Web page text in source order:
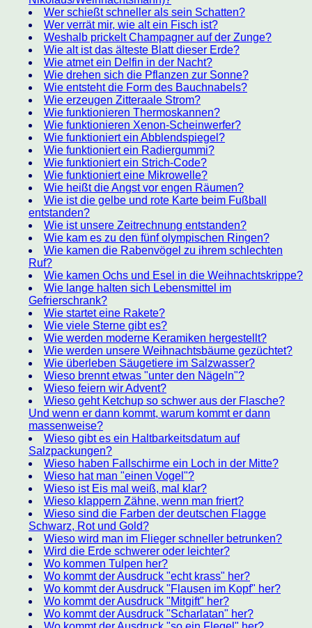
Wer schießt schneller als sein Schatten?
Wer verrät mir, wie alt ein Fisch ist?
Weshalb prickelt Champagner auf der Zunge?
Wie alt ist das älteste Blatt dieser Erde?
Wie atmet ein Delfin in der Nacht?
Wie drehen sich die Pflanzen zur Sonne?
Wie entsteht die Form des Bauchnabels?
Wie erzeugen Zitteraale Strom?
Wie funktionieren Thermoskannen?
Wie funktionieren Xenon-Scheinwerfer?
Wie funktioniert ein Abblendspiegel?
Wie funktioniert ein Radiergummi?
Wie funktioniert ein Strich-Code?
Wie funktioniert eine Mikrowelle?
Wie heißt die Angst vor engen Räumen?
Wie ist die gelbe und rote Karte beim Fußball
entstanden?
Wie ist unsere Zeitrechnung entstanden?
Wie kam es zu den fünf olympischen Ringen?
Wie kamen die Rabenvögel zu ihrem schlechten
Ruf?
Wie kamen Ochs und Esel in die Weihnachtskrippe?
Wie lange halten sich Lebensmittel im
Gefrierschrank?
Wie startet eine Rakete?
Wie viele Sterne gibt es?
Wie werden moderne Keramiken hergestellt?
Wie werden unsere Weihnachtsbäume gezüchtet?
Wie überleben Säugetiere im Salzwasser?
Wieso brennt etwas "unter den Nägeln"?
Wieso feiern wir Advent?
Wieso geht Ketchup so schwer aus der Flasche?
Und wenn er dann kommt, warum kommt er dann
massenweise?
Wieso gibt es ein Haltbarkeitsdatum auf
Salzpackungen?
Wieso haben Fallschirme ein Loch in der Mitte?
Wieso hat man "einen Vogel"?
Wieso ist Eis mal weiß, mal klar?
Wieso klappern Zähne, wenn man friert?
Wieso sind die Farben der deutschen Flagge
Schwarz, Rot und Gold?
Wieso wird man im Flieger schneller betrunken?
Wird die Erde schwerer oder leichter?
Wo kommen Tulpen her?
Wo kommt der Ausdruck "echt krass" her?
Wo kommt der Ausdruck "Flausen im Kopf" her?
Wo kommt der Ausdruck "Mitgift" her?
Wo kommt der Ausdruck "Scharlatan" her?